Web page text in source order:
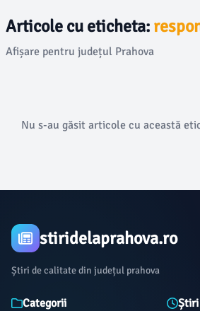
Articole cu eticheta:
Afișare pentru județul Prahova
Nu s-au găsit articole cu această
stiridelaprahova.ro
Știri de calitate din județul prahova
Categorii